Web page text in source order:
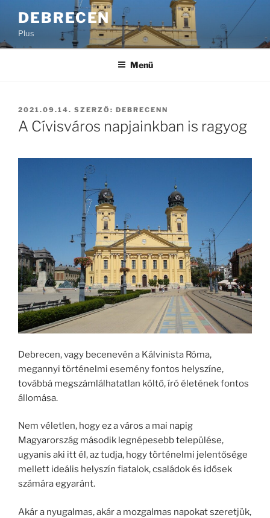
DEBRECEN
Plus
Menü
BEKÜLDVE:
2021.09.14. SZERZŐ: DEBRECENN
A Cívisváros napjainkban is ragyog
Debrecen, vagy becenevén a Kálvinista Róma,
megannyi történelmi esemény fontos helyszíne,
továbbá megszámlálhatatlan költő, író életének fontos
állomása.
Nem véletlen, hogy ez a város a mai napig
Magyarország második legnépesebb települése,
ugyanis aki itt él, az tudja, hogy történelmi jelentősége
mellett ideális helyszín fiatalok, családok és idősek
számára egyaránt.
Akár a nyugalmas, akár a mozgalmas napokat szeretjük,